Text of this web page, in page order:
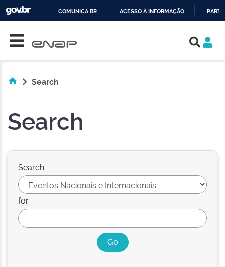
COMUNICA BR ACESSO À INFORMAÇÃO
Search
Search
Search:
for